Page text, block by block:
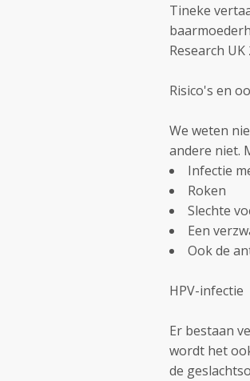
Tineke
Research
Risico's en
We weten
andere niet.
Infectie
Roken
Slechte
Een
Ook de
HPV-infectie
Er bestaan
wordt het
de